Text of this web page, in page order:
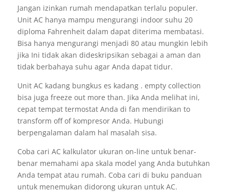
Jangan izinkan rumah mendapatkan terlalu populer.
Unit AC hanya mampu mengurangi indoor suhu 20
diploma Fahrenheit dalam dapat diterima membatasi.
Bisa hanya mengurangi menjadi 80 atau mungkin lebih
jika Ini tidak akan dideskripsikan sebagai a aman dan
tidak berbahaya suhu agar Anda dapat tidur.
Unit AC kadang bungkus es kadang . empty collection
bisa juga freeze out more than. Jika Anda melihat ini,
cepat tempat termostat Anda di fan mendirikan to
transform off of kompresor Anda. Hubungi
berpengalaman dalam hal masalah sisa.
Coba cari AC kalkulator ukuran on-line untuk benar-
benar memahami apa skala model yang Anda butuhkan
Anda tempat atau rumah. Coba cari di buku panduan
untuk menemukan didorong ukuran untuk AC.